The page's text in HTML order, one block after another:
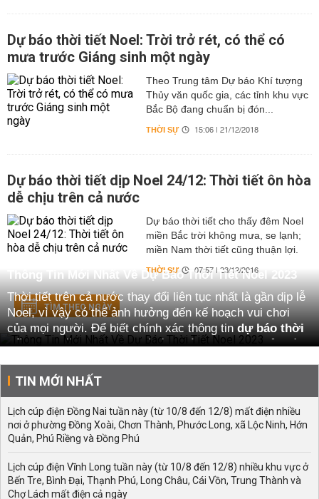
Dự báo thời tiết Noel: Trời trở rét, có thể có
mưa trước Giáng sinh một ngày
Theo Trung tâm Dự báo Khí tượng
Thủy văn quốc gia, các tỉnh khu vực
Bắc Bộ đang chuẩn bị đón...
THỜI SỰ 15:06 | 21/12/2018
Dự báo thời tiết dịp Noel 24/12: Thời tiết ôn hòa
dễ chịu trên cả nước
Dự báo thời tiết cho thấy đêm Noel
miền Bắc trời không mưa, se lạnh;
miền Nam thời tiết cũng thuận lợi.
THỜI SỰ 07:57 | 23/12/2016
TÌM THEO NGÀY
Thông Tin Mới Nhất Về Dự Báo Thời Tiết Noel 2023
Thời tiết trên cả nước thay đổi liên tục nhất là gần dịp lễ
Noel, vì vậy có thể ảnh hưởng đến kế hoạch vui chơi
của mọi người. Để biết chính xác thông tindự báo thời
tiết Noel năm naynhư thế nào, mời bạn tham khảo và
dưới đây.
Thông tin dự báo thời tiết dịp lễ Noel năm nay
Lễ Noel hay còn gọi là lễ giáng sinh, hằng năm ngày lễ
này thưởng rơi vào hai ngày 24 và 25 tháng 12 đúng vào
lạnh có nơi mưa và rét, đặc biệt ở vùng núi phía Bắc
nhiệt độ có thể giảm xuống dưới 10 độ, thậm chí vài nơi
TIN MỚI NHẤT
Lịch cúp điện Đồng Nai tuần này (từ 10/8 đến 12/8) mất điện nhiều
nơi ở phường Đồng Xoài, Chơn Thành, Phước Long, xã Lộc Ninh, Hớn
Quản, Phú Riềng và Đồng Phú
Lịch cúp điện Vĩnh Long tuần này (từ 10/8 đến 12/8) nhiều khu vực ở
Bến Tre, Bình Đại, Thạnh Phú, Long Châu, Cái Vồn, Trung Thành và
Chợ Lách mất điện cả ngày